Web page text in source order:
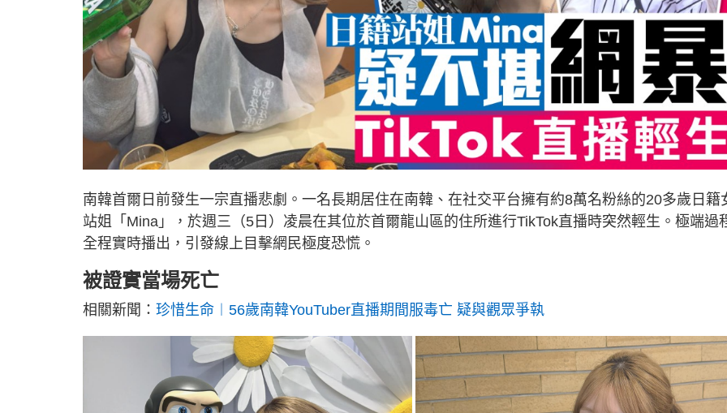
南韓首爾日前發生一宗直播悲劇。一名長期居住在南韓、在社交平台擁有約8萬名粉絲的20多歲日籍
站姐「Mina」，於週三（5日）凌晨在其位於首爾龍山區的住所進行TikTok直播時突然輕生。極端過
全程實時播出，引發線上目擊網民極度恐慌。
被證實當場死亡
相關新聞： 珍惜生命︱56歲南韓YouTuber直播期間服毒亡 疑與觀眾爭執